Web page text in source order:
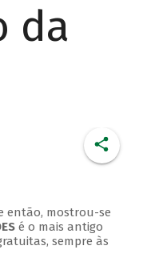
da
então, mostrou-se
é o mais antigo
sempre às